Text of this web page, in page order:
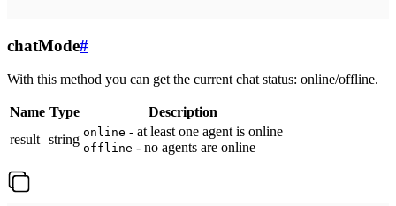
chatMode#
With this method you can get the current chat status: online/offline.
Name Type
Description
result string online - at least one agent is online
offline - no agents are online